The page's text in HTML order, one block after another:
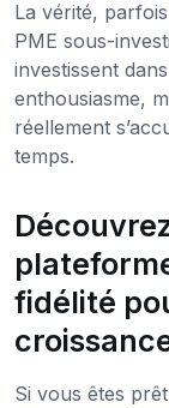
La vérité,
PME sous-
investissent
enthousiasme,
réellement
temps.
fidélité
Si vous êtes